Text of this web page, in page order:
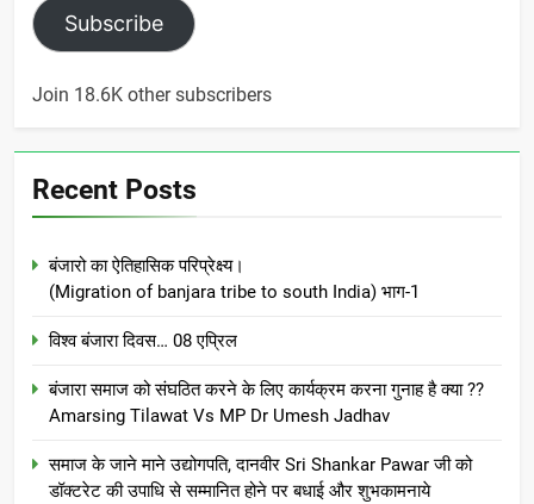
Subscribe
Join 18.6K other subscribers
Recent Posts
बंजारो का ऐतिहासिक परिप्रेक्ष्य।
(Migration of banjara tribe to south India) भाग-1
विश्व बंजारा दिवस… 08 एप्रिल
बंजारा समाज को संघठित करने के लिए कार्यक्रम करना गुनाह है क्या ??
Amarsing Tilawat Vs MP Dr Umesh Jadhav
समाज के जाने माने उद्योगपति, दानवीर Sri Shankar Pawar जी को
डॉक्टरेट की उपाधि से सम्मानित होने पर बधाई और शुभकामनाये